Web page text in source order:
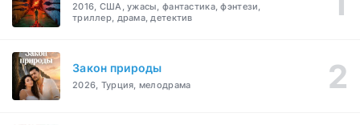
2016, США, ужасы, фантастика, фэнтези,
триллер, драма, детектив
Закон природы
2026, Турция, мелодрама